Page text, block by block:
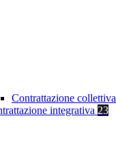
Contrattazione collettiva
integrativa 23